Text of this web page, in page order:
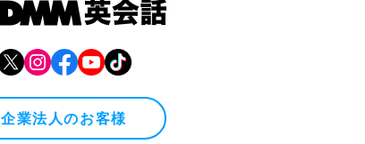
企業法人のお客様